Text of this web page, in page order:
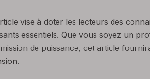
vise à doter les lecteurs des
essentiels. Que vous soyez un
de puissance, cet article